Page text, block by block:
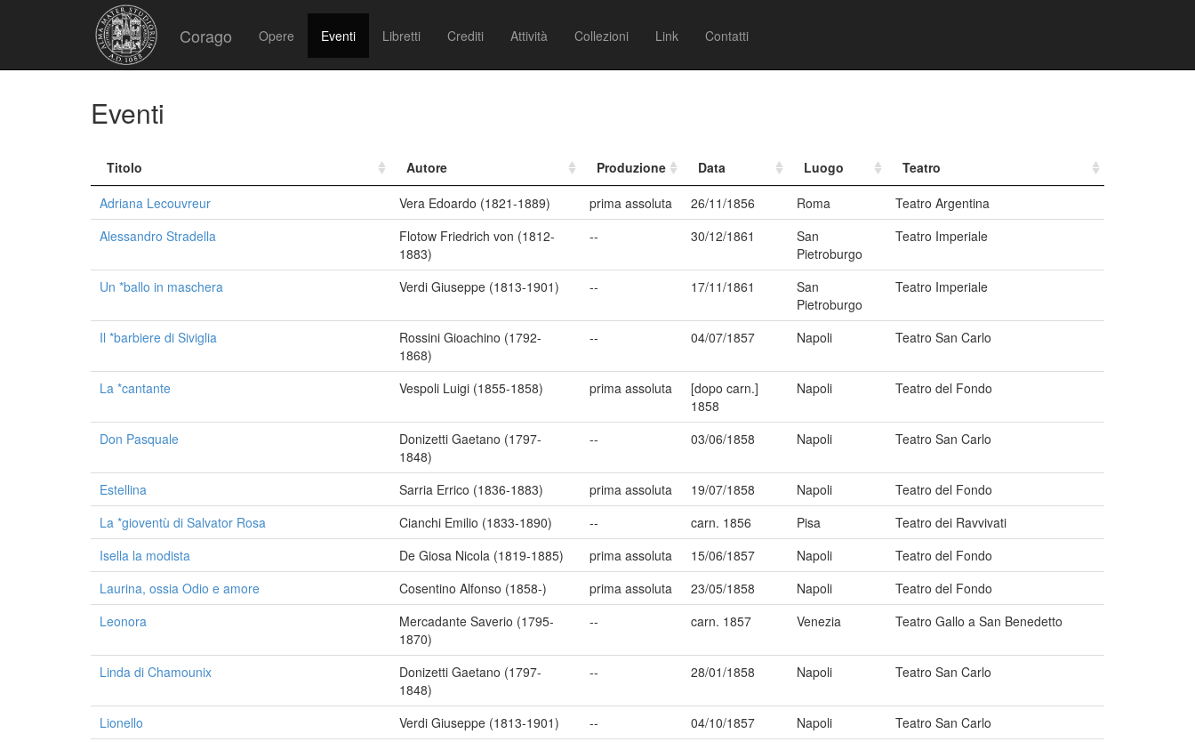
Corago Opere Eventi Libretti Crediti Attività Collezioni Link Contatti
Eventi
Titolo Autore Produzione Data Luogo
Teatro
Adriana Lecouvreur
Vera Edoardo (1821-1889) prima assoluta 26/11/1856 Roma
Teatro Argentina
Alessandro Stradella
Flotow Friedrich von (1812-
1883)
-- 30/12/1861
San
Pietroburgo
Teatro Imperiale
Un *ballo in maschera Verdi Giuseppe (1813-1901) -- 17/11/1861
San
Pietroburgo
Teatro Imperiale
Il *barbiere di Siviglia
Rossini Gioachino (1792-
1868)
-- 04/07/1857 Napoli Teatro San Carlo
La *cantante Vespoli Luigi (1855-1858) prima assoluta
[dopo carn.]
1858
Napoli Teatro del Fondo
Don Pasquale
Donizetti Gaetano (1797-
1848)
-- 03/06/1858 Napoli Teatro San Carlo
Estellina Sarria Errico (1836-1883) prima assoluta 19/07/1858 Napoli
Teatro del Fondo
La *gioventù di Salvator Rosa
Cianchi Emilio (1833-1890) -- carn. 1856 Pisa
Teatro dei Ravvivati
Isella la modista
De Giosa Nicola (1819-1885) prima assoluta 15/06/1857 Napoli
Teatro del Fondo
Laurina, ossia Odio e amore
Cosentino Alfonso (1858-) prima assoluta 23/05/1858 Napoli
Teatro del Fondo
Leonora
Mercadante Saverio (1795-
1870)
-- carn. 1857 Venezia Teatro Gallo a San Benedetto
Linda di Chamounix
Donizetti Gaetano (1797-
1848)
-- 28/01/1858 Napoli Teatro San Carlo
Lionello Verdi Giuseppe (1813-1901) -- 04/10/1857 Napoli
Teatro San Carlo